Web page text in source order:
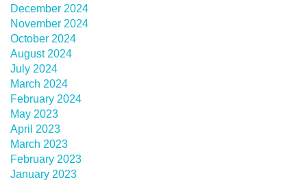
December 2024
November 2024
October 2024
August 2024
July 2024
March 2024
February 2024
May 2023
April 2023
March 2023
February 2023
January 2023